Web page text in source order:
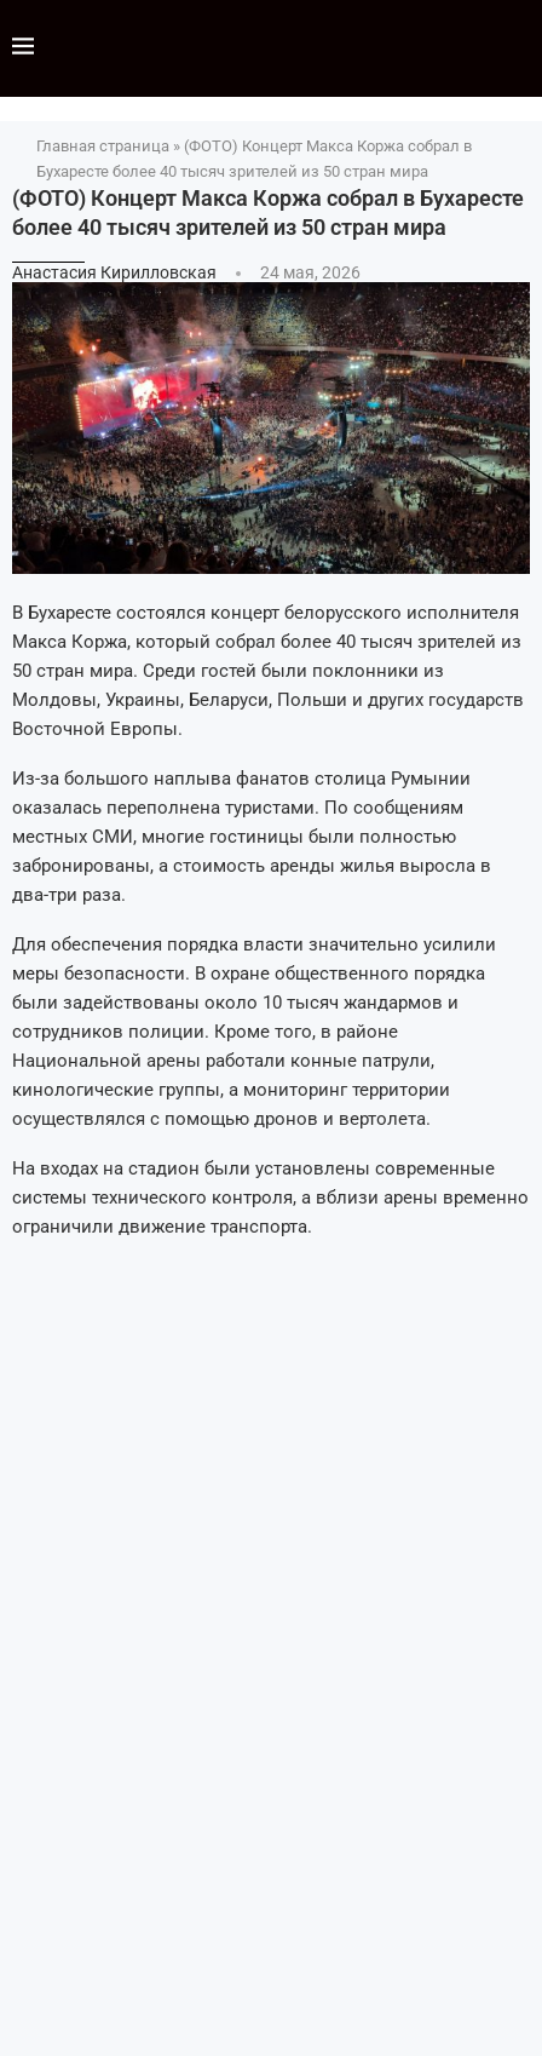
Главная страница » (ФОТО) Концерт Макса Коржа собрал в
Бухаресте более 40 тысяч зрителей из 50 стран мира
(ФОТО) Концерт Макса Коржа собрал в Бухаресте
более 40 тысяч зрителей из 50 стран мира
Анастасия Кирилловская 24 мая, 2026
В Бухаресте состоялся концерт белорусского исполнителя
Макса Коржа, который собрал более 40 тысяч зрителей из
50 стран мира. Среди гостей были поклонники из
Молдовы, Украины, Беларуси, Польши и других государств
Восточной Европы.
Из-за большого наплыва фанатов столица Румынии
оказалась переполнена туристами. По сообщениям
местных СМИ, многие гостиницы были полностью
забронированы, а стоимость аренды жилья выросла в
два-три раза.
Для обеспечения порядка власти значительно усилили
меры безопасности. В охране общественного порядка
были задействованы около 10 тысяч жандармов и
сотрудников полиции. Кроме того, в районе
Национальной арены работали конные патрули,
кинологические группы, а мониторинг территории
осуществлялся с помощью дронов и вертолета.
На входах на стадион были установлены современные
системы технического контроля, а вблизи арены временно
ограничили движение транспорта.